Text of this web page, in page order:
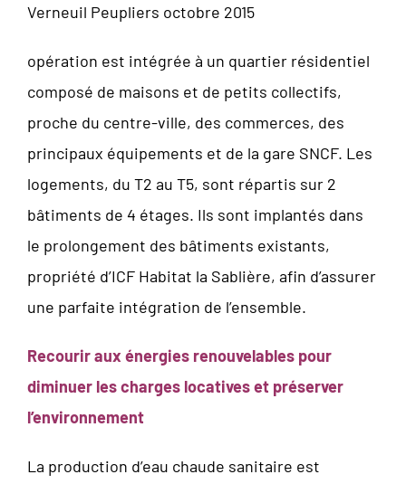
Verneuil Peupliers octobre 2015
opération est intégrée à un quartier résidentiel
composé de maisons et de petits collectifs,
proche du centre-ville, des commerces, des
principaux équipements et de la gare SNCF. Les
logements, du T2 au T5, sont répartis sur 2
bâtiments de 4 étages. Ils sont implantés dans
le prolongement des bâtiments existants,
propriété d’ICF Habitat la Sablière, afin d’assurer
une parfaite intégration de l’ensemble.
Recourir aux énergies renouvelables pour
diminuer les charges locatives et préserver
l’environnement
La production d’eau chaude sanitaire est